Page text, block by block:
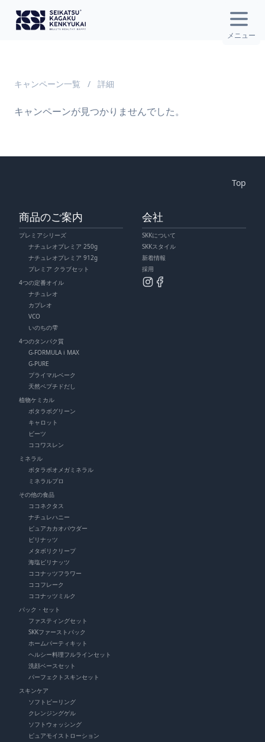
メニュー
キャンペーン一覧 / 詳細
キャンペーンが見つかりませんでした。
Top
商品のご案内
プレミアシリーズ
ナチュレオプレミア 250g
ナチュレオプレミア 912g
プレミア クラブセット
4つの定番オイル
ナチュレオ
カプレオ
VCO
いのちの雫
4つのタンパク質
G-FORMULA i MAX
G-PURE
プライマルベーク
天然ペプチドだし
植物ケミカル
ボタラボグリーン
キャロット
ビーツ
ココワスレン
ミネラル
ボタラボオメガミネラル
ミネラルプロ
その他の食品
ココネクタス
ナチュレハニー
ピュアカカオパウダー
ピリナッツ
メタボリクリープ
海塩ピリナッツ
ココナッツフラワー
ココフレーク
ココナッツミルク
パック・セット
ファスティングセット
SKKファーストパック
ホームパーティキット
ヘルシー料理フルラインセット
洗顔ベースセット
パーフェクトスキンセット
スキンケア
ソフトピーリング
クレンジングゲル
ソフトウォッシング
ピュアモイストローション
会社
SKKについて
SKKスタイル
新着情報
採用